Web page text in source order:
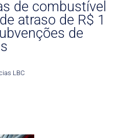
de combustível
atraso de R$ 1
de
LBC